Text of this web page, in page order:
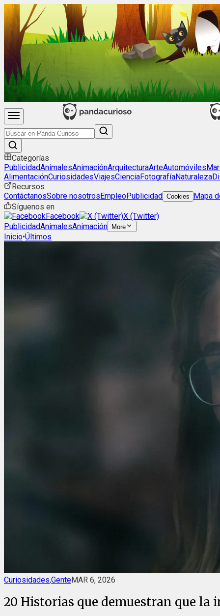
Categorías
PublicidadAnimalesAnimaciónArquitecturaArteAutomóviles
AlimentaciónCuriosidadesViajesCienciaFotografíaNaturaleza
Recursos
ContáctanosSobre nosotrosEmpleoPublicidad Cookies
Mapa
Síguenos en
Facebook
X (Twitter)
PublicidadAnimalesAnimación More
Inicio•Últimos
Curiosidades,GenteMAR 6, 2026
20 Historias que demuestran que